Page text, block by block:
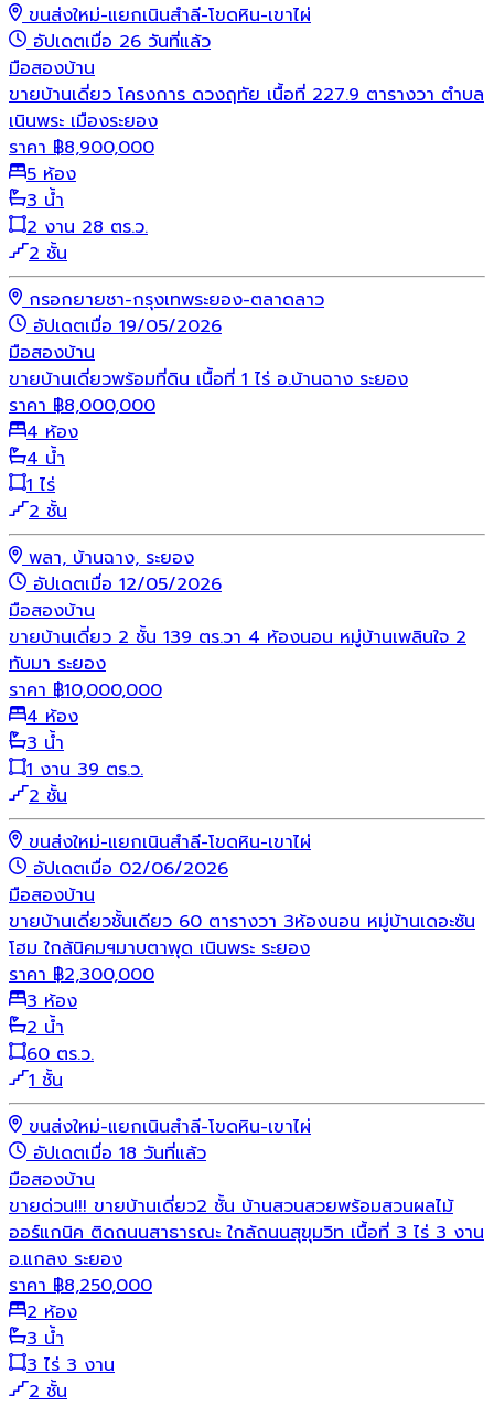
ขนส่งใหม่-แยกเนินสำลี-โขดหิน-เขาไผ่
อัปเดตเมื่อ 26 วันที่แล้ว
มือสองบ้าน
ขายบ้านเดี่ยว โครงการ ดวงฤทัย เนื้อที่ 227.9 ตารางวา ตำบล
เนินพระ เมืองระยอง
ราคา ฿8,900,000
5 ห้อง
3 น้ำ
2 งาน 28 ตร.ว.
2 ชั้น
กรอกยายชา-กรุงเทพระยอง-ตลาดลาว
อัปเดตเมื่อ 19/05/2026
มือสองบ้าน
ขายบ้านเดี่ยวพร้อมที่ดิน เนื้อที่ 1 ไร่ อ.บ้านฉาง ระยอง
ราคา ฿8,000,000
4 ห้อง
4 น้ำ
1 ไร่
2 ชั้น
พลา, บ้านฉาง, ระยอง
อัปเดตเมื่อ 12/05/2026
มือสองบ้าน
ขายบ้านเดี่ยว 2 ชั้น 139 ตร.วา 4 ห้องนอน หมู่บ้านเพลินใจ 2
ทับมา ระยอง
ราคา ฿10,000,000
4 ห้อง
3 น้ำ
1 งาน 39 ตร.ว.
2 ชั้น
ขนส่งใหม่-แยกเนินสำลี-โขดหิน-เขาไผ่
อัปเดตเมื่อ 02/06/2026
มือสองบ้าน
ขายบ้านเดี่ยวชั้นเดียว 60 ตารางวา 3ห้องนอน หมู่บ้านเดอะซัน
โฮม ใกล้นิคมฯมาบตาพุด เนินพระ ระยอง
ราคา ฿2,300,000
3 ห้อง
2 น้ำ
60 ตร.ว.
1 ชั้น
ขนส่งใหม่-แยกเนินสำลี-โขดหิน-เขาไผ่
อัปเดตเมื่อ 18 วันที่แล้ว
มือสองบ้าน
ขายด่วน!!! ขายบ้านเดี่ยว2 ชั้น บ้านสวนสวยพร้อมสวนผลไม้
ออร์แกนิค ติดถนนสาธารณะ ใกล้ถนนสุขุมวิท เนื้อที่ 3 ไร่ 3 งาน
อ.แกลง ระยอง
ราคา ฿8,250,000
2 ห้อง
3 น้ำ
3 ไร่ 3 งาน
2 ชั้น